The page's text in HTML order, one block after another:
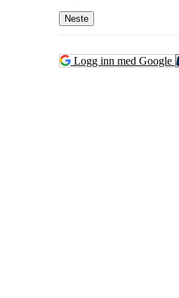
Neste
Logg inn med Google